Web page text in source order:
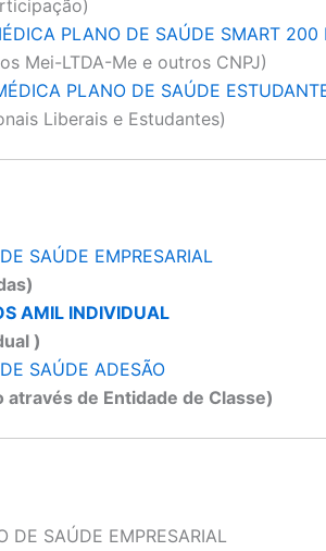
PLANO DE SAÚDE SMART 200
Mei-LTDA-Me e outros CNPJ)
PLANO DE SAÚDE
Liberais e Estudantes)
SAÚDE EMPRESARIAL
AMIL INDIVIDUAL
)
SAÚDE ADESÃO
de Entidade de Classe)
SAÚDE EMPRESARIAL